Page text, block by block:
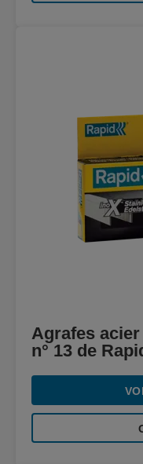
Agrafes
n° 13 de